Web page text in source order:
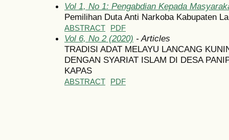
Vol 1, No 1: Pengabdian Kepada
Pemilihan Duta Anti Narkoba Kabupaten
ABSTRACT PDF
Vol 6, No 2 (2020) - Articles
TRADISI ADAT MELAYU LANCANG
DENGAN SYARIAT ISLAM DI DESA
KAPAS
ABSTRACT PDF